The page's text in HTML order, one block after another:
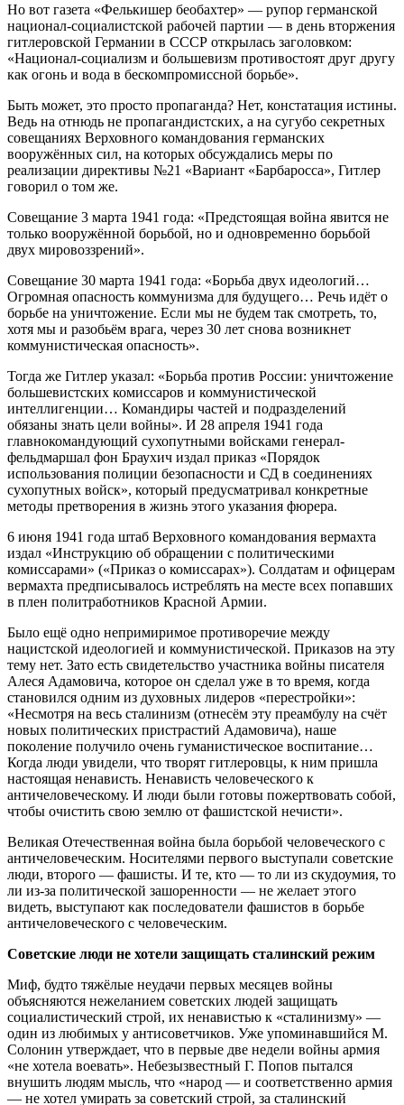
Но вот газета «Фелькишер беобахтер» — рупор германской
национал-социалистской рабочей партии — в день вторжения
гитлеровской Германии в СССР открылась заголовком:
«Национал-социализм и большевизм противостоят друг другу
как огонь и вода в бескомпромиссной борьбе».
Быть может, это просто пропаганда? Нет, констатация истины.
Ведь на отнюдь не пропагандистских, а на сугубо секретных
совещаниях Верховного командования германских
вооружённых сил, на которых обсуждались меры по
реализации директивы №21 «Вариант «Барбаросса», Гитлер
говорил о том же.
Совещание 3 марта 1941 года: «Предстоящая война явится не
только вооружённой борьбой, но и одновременно борьбой
двух мировоззрений».
Совещание 30 марта 1941 года: «Борьба двух идеологий…
Огромная опасность коммунизма для будущего… Речь идёт о
борьбе на уничтожение. Если мы не будем так смотреть, то,
хотя мы и разобьём врага, через 30 лет снова возникнет
коммунистическая опасность».
Тогда же Гитлер указал: «Борьба против России: уничтожение
большевистских комиссаров и коммунистической
интеллигенции… Командиры частей и подразделений
обязаны знать цели войны». И 28 апреля 1941 года
главнокомандующий сухопутными войсками генерал-
фельдмаршал фон Браухич издал приказ «Порядок
использования полиции безопасности и СД в соединениях
сухопутных войск», который предусматривал конкретные
методы претворения в жизнь этого указания фюрера.
6 июня 1941 года штаб Верховного командования вермахта
издал «Инструкцию об обращении с политическими
комиссарами» («Приказ о комиссарах»). Солдатам и офицерам
вермахта предписывалось истреблять на месте всех попавших
в плен политработников Красной Армии.
Было ещё одно непримиримое противоречие между
нацистской идеологией и коммунистической. Приказов на эту
тему нет. Зато есть свидетельство участника войны писателя
Алеся Адамовича, которое он сделал уже в то время, когда
становился одним из духовных лидеров «перестройки»:
«Несмотря на весь сталинизм (отнесём эту преамбулу на счёт
новых политических пристрастий Адамовича), наше
поколение получило очень гуманистическое воспитание…
Когда люди увидели, что творят гитлеровцы, к ним пришла
настоящая ненависть. Ненависть человеческого к
античеловеческому. И люди были готовы пожертвовать собой,
чтобы очистить свою землю от фашистской нечисти».
Великая Отечественная война была борьбой человеческого с
античеловеческим. Носителями первого выступали советские
люди, второго — фашисты. И те, кто — то ли из скудоумия, то
ли из-за политической зашоренности — не желает этого
видеть, выступают как последователи фашистов в борьбе
античеловеческого с человеческим.
Советские люди не хотели защищать сталинский режим
Миф, будто тяжёлые неудачи первых месяцев войны
объясняются нежеланием советских людей защищать
социалистический строй, их ненавистью к «сталинизму» —
один из любимых у антисоветчиков. Уже упоминавшийся М.
Солонин утверждает, что в первые две недели войны армия
«не хотела воевать». Небезызвестный Г. Попов пытался
внушить людям мысль, что «народ — и соответственно армия
— не хотел умирать за советский строй, за сталинский